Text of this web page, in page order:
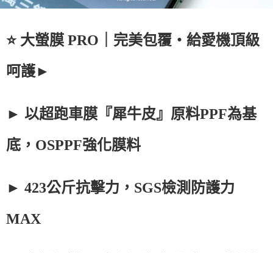
⭐ 大螢膜 PRO｜完美包覆・給愛機頂級
呵護►
► 以超跑車膜『犀牛皮』原料PPF為基
底，OSPPF強化膜料
► 423公斤抗擊力，SGS檢測防護力
MAX